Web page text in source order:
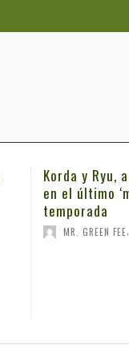
Korda y Ryu,
en el último
temporada
MR. GREEN FEE